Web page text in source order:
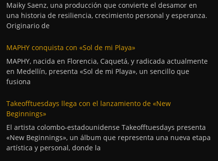
Maiky Saenz, una producción que convierte el desamor en
una historia de resiliencia, crecimiento personal y esperanza.
Originario de
MAPHY conquista con «Sol de mi Playa»
MAPHY, nacida en Florencia, Caquetá, y radicada actualmente
en Medellín, presenta «Sol de mi Playa», un sencillo que
fusiona
Takeofftuesdays llega con el lanzamiento de «New
Beginnings»
El artista colombo-estadounidense Takeofftuesdays presenta
«New Beginnings», un álbum que representa una nueva etapa
artística y personal, donde la